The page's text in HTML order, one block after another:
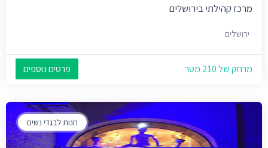
מרכז קהילתי בירושלים
ירושלים
מרחק של 210 מטר פרטים נוספים
חנות לבגדי נשים